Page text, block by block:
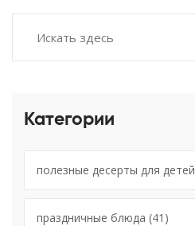
Категории
полезные десерты для детей
праздничные блюда (41)